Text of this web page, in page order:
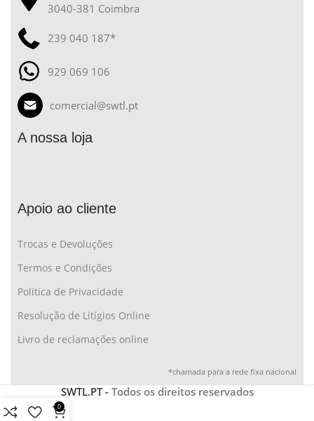
3040-381 Coimbra
239 040 187*
929 069 106
comercial@swtl.pt
A nossa loja
Apoio ao cliente
Trocas e Devoluções
Termos e Condições
Politica de Privacidade
Resolução de Litígios Online
Livro de reclamações online
*chamada para a rede fixa nacional
SWTL.PT - Todos os direitos reservados
0